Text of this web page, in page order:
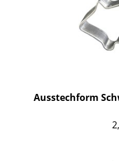
Ausstechform